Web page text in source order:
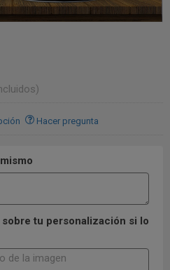
Hacer pregunta
tu personalización si lo